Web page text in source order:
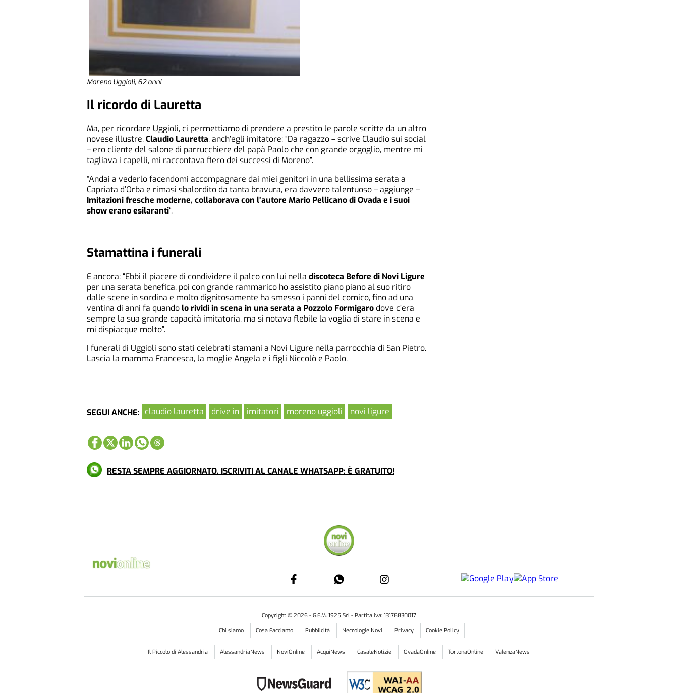
Moreno Uggioli, 62 anni
Il ricordo di Lauretta
Ma, per ricordare Uggioli, ci permettiamo di prendere a prestito le parole scritte da un altro
novese illustre,Claudio Lauretta, anch’egli imitatore: “Da ragazzo – scrive Claudio sui social
– ero cliente del salone di parrucchiere del papà Paolo che con grande orgoglio, mentre mi
tagliava i capelli, mi raccontava fiero dei successi di Moreno”.
“Andai a vederlo facendomi accompagnare dai miei genitori in una bellissima serata a
Capriata d’Orba e rimasi sbalordito da tanta bravura, era davvero talentuoso – aggiunge –
Imitazioni fresche moderne, collaborava con l’autore Mario Pellicano di Ovada e i suoi
show erano esilaranti“.
Stamattina i funerali
E ancora: “Ebbi il piacere di condividere il palco con lui nella discoteca Before di Novi Ligure
per una serata benefica, poi con grande rammarico ho assistito piano piano al suo ritiro
dalle scene in sordina e molto dignitosamente ha smesso i panni del comico, fino ad una
ventina di anni fa quandolo rividi in scena in una serata a Pozzolo Formigaro dove c’era
sempre la sua grande capacità imitatoria, ma si notava flebile la voglia di stare in scena e
mi dispiacque molto”.
I funerali di Uggioli sono stati celebrati stamani a Novi Ligure nella parrocchia di San Pietro.
Lascia la mamma Francesca, la moglie Angela e i figli Niccolò e Paolo.
SEGUI ANCHE: claudio lauretta drive in imitatori moreno uggioli novi ligure
RESTA SEMPRE AGGIORNATO. ISCRIVITI AL CANALE WHATSAPP: È GRATUITO!
Copyright © 2026 - G.E.M. 1925 Srl - Partita iva: 13178830017
Chi siamo
Cosa Facciamo Pubblicità Necrologie Novi Privacy Cookie Policy
Il Piccolo di Alessandria AlessandriaNews NoviOnline AcquiNews CasaleNotizie OvadaOnline TortonaOnline ValenzaNews